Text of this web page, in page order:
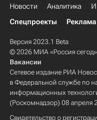
Новости Аналитика
Спецпроекты
Реклама
Версия 2023.1 Beta
© 2026 МИА «Россия
Вакансии
Сетевое издание РИА
в Федеральной службе по
информационных
(Роскомнадзор) 08 апреля
Свидетельство о